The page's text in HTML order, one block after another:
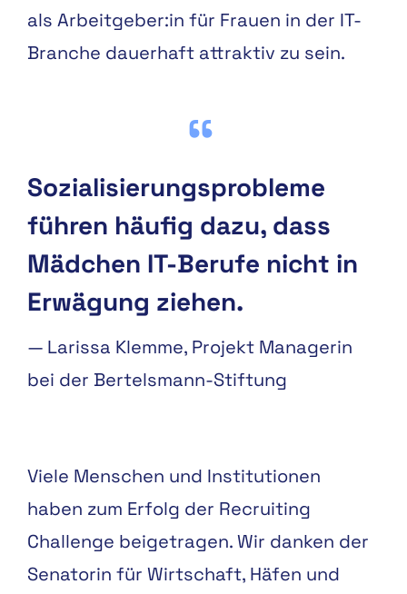
als Arbeitgeber:in für Frauen in der IT-
Branche dauerhaft attraktiv zu sein.
Sozialisierungsprobleme
führen häufig dazu, dass
Mädchen IT-Berufe nicht in
Erwägung ziehen.
— Larissa Klemme, Projekt Managerin
bei der Bertelsmann-Stiftung
Viele Menschen und Institutionen
haben zum Erfolg der Recruiting
Challenge beigetragen. Wir danken der
Senatorin für Wirtschaft, Häfen und